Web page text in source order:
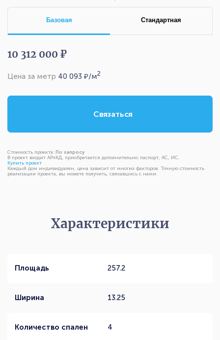
Базовая Стандартная
10 312 000 ₽
Цена за метр 40 093 ₽/м2
Связаться
Стоимость проекта: По запросу
В проект входит АР+КД, приобретается дополнительно: паспорт, АС, ИС.
Купить проект
Каждый дом индивидуален, цена зависит от многих факторов. Точную стоимость
реализации проекта, вы можете получить, связавшись с нами.
Характеристики
Площадь 257.2
Ширина 13.25
Количество спален 4